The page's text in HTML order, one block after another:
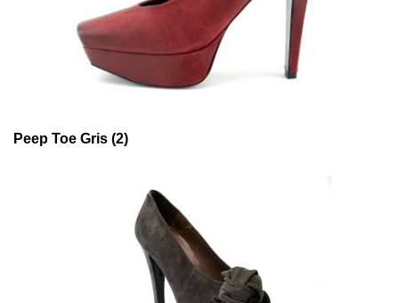
Peep Toe Gris (2)